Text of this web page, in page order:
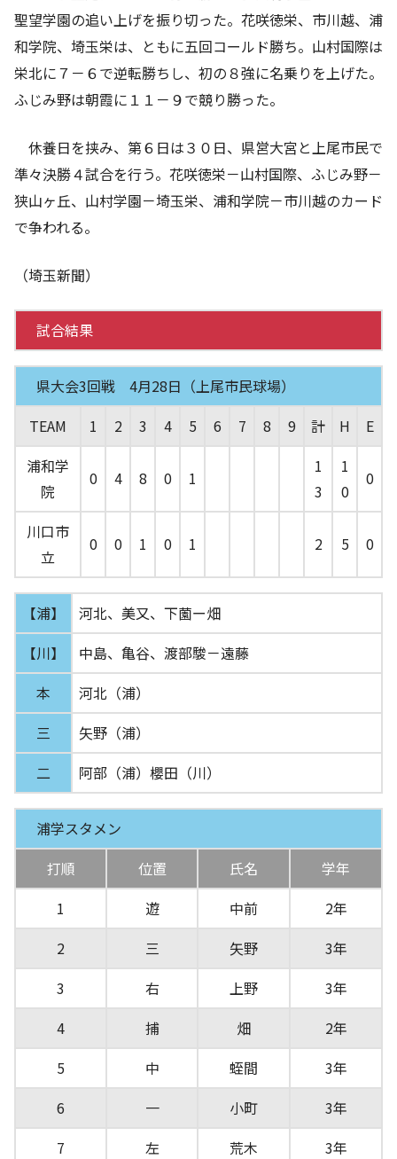
聖望学園の追い上げを振り切った。花咲徳栄、市川越、浦
和学院、埼玉栄は、ともに五回コールド勝ち。山村国際は
栄北に７－６で逆転勝ちし、初の８強に名乗りを上げた。
ふじみ野は朝霞に１１－９で競り勝った。
休養日を挟み、第６日は３０日、県営大宮と上尾市民で
準々決勝４試合を行う。花咲徳栄－山村国際、ふじみ野－
狭山ヶ丘、山村学園－埼玉栄、浦和学院－市川越のカード
で争われる。
（埼玉新聞）
試合結果
県大会3回戦 4月28日（上尾市民球場）
TEAM
1 2 3 4 5 6 7 8 9 計 H
E
浦和学
院
0 4 8 0 1
1
3
1
0
0
川口市
立
0 0 1 0 1 2 5 0
【浦】
河北、美又、下薗ー畑
【川】
中島、亀谷、渡部駿－遠藤
本
河北（浦）
三
矢野（浦）
二
阿部（浦）櫻田（川）
浦学スタメン
打順
位置 氏名
学年
1
遊 中前
2年
2
三 矢野
3年
3
右 上野
3年
4
捕 畑
2年
5
中 蛭間
3年
6
一 小町
3年
7
左 荒木
3年